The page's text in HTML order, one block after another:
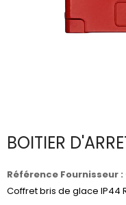
BOITIER
Référence Fournisseur :
Coffret bris de